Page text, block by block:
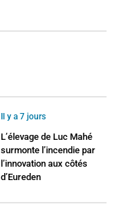
Il y a 7 jours
L’élevage de Luc Mahé
surmonte l’incendie par
l’innovation aux côtés
d’Eureden